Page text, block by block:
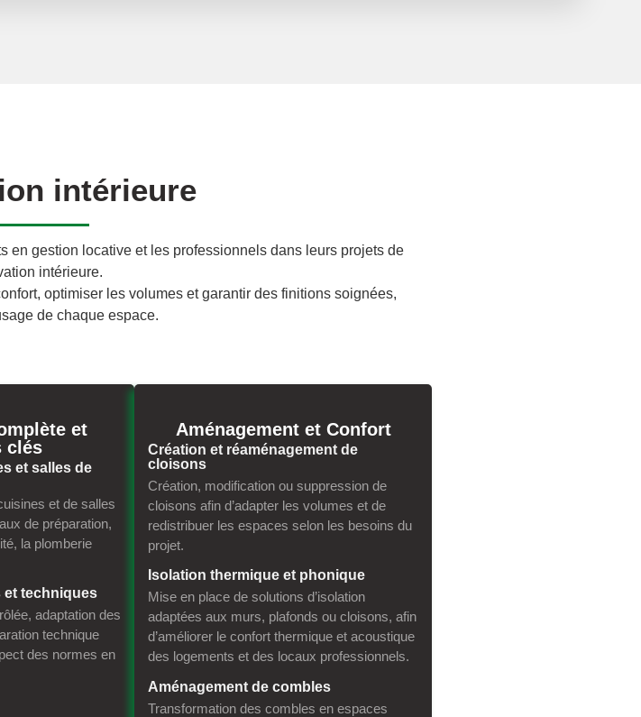
intérieure
en gestion locative et les professionnels dans leurs projets de
intérieure.
optimiser les volumes et garantir des finitions soignées,
de chaque espace.
et
clés
et salles de
et de salles
de préparation,
la plomberie
et techniques
adaptation des
technique
des normes en
Aménagement et Confort
Création et réaménagement de
cloisons
Création, modification ou suppression de
cloisons afin d’adapter les volumes et de
redistribuer les espaces selon les besoins du
projet.
Isolation thermique et phonique
Mise en place de solutions d’isolation
adaptées aux murs, plafonds ou cloisons, afin
d’améliorer le confort thermique et acoustique
des logements et des locaux professionnels.
Aménagement de combles
Transformation des combles en espaces